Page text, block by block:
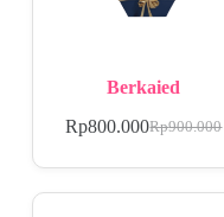
Berkaied
Rp900.000
Rp800.000